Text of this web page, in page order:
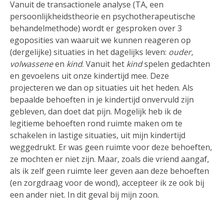
Vanuit de transactionele analyse (TA, een
persoonlijkheidstheorie en psychotherapeutische
behandelmethode) wordt er gesproken over 3
egoposities van waaruit we kunnen reageren op
(dergelijke) situaties in het dagelijks leven: ouder,
volwasseneen kind. Vanuit het kindspelen gedachten
en gevoelens uit onze kindertijd mee. Deze
projecteren we dan op situaties uit het heden. Als
bepaalde behoeften in je kindertijd onvervuld zijn
gebleven, dan doet dat pijn. Mogelijk heb ik de
legitieme behoeften rond ruimte maken om te
schakelen in lastige situaties, uit mijn kindertijd
weggedrukt. Er was geen ruimte voor deze behoeften,
ze mochten er niet zijn. Maar, zoals die vriend aangaf,
als ik zelf geen ruimte leer geven aan deze behoeften
(en zorgdraag voor de wond), accepteer ik ze ook bij
een ander niet. In dit geval bij mijn zoon.